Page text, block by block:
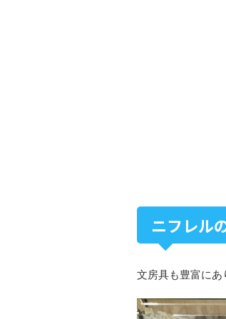
ニフレル
文房具も豊富にあ